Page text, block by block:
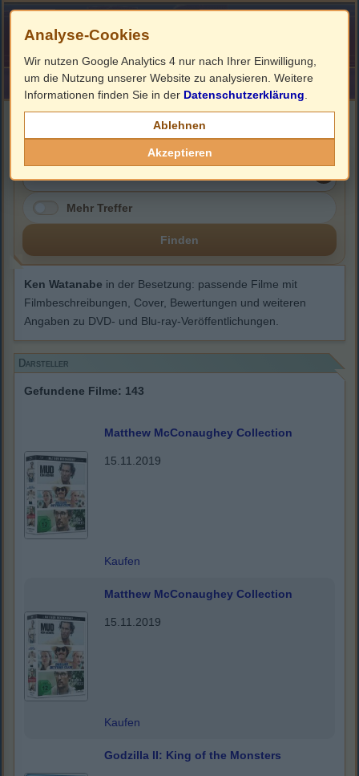
HOME ImpressumLinks
Ken Watanabe
Mehr Treffer
Finden
Ken Watanabe in der Besetzung: passende Filme mit
Filmbeschreibungen, Cover, Bewertungen und weiteren
Angaben zu DVD- und Blu-ray-Veröffentlichungen.
Darsteller
Gefundene Filme: 143
Matthew McConaughey Collection
15.11.2019
Kaufen
Matthew McConaughey Collection
15.11.2019
Kaufen
Godzilla II: King of the Monsters
Analyse-Cookies
Wir nutzen Google Analytics 4 nur nach Ihrer Einwilligung,
um die Nutzung unserer Website zu analysieren. Weitere
Informationen finden Sie in der Datenschutzerklärung
Ablehnen
Akzeptieren